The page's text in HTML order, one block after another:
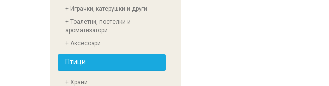
+ Играчки, катерушки и други
+ Тоалетни, постелки и
ароматизатори
+ Аксесоари
Птици
+ Храни